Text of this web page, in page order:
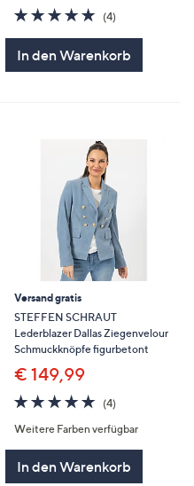
4.8
von
(4)4
In den Warenkorb
Versand gratis
STEFFEN SCHRAUT
Lederblazer Dallas Ziegenvelour
Schmuckknöpfe figurbetont
€ 149,99
4.8
von
5
(4)
Weitere Farben verfügbar
In den Warenkorb